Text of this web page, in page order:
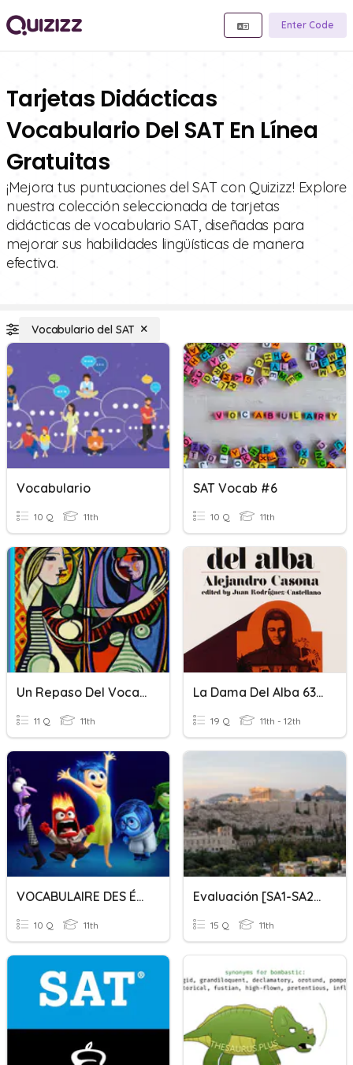
Enter Code
Tarjetas Didácticas
Vocabulario Del SAT En Línea
Gratuitas
¡Mejora tus puntuaciones del SAT con Quizizz! Explore
nuestra colección seleccionada de tarjetas
didácticas de vocabulario SAT, diseñadas para
mejorar sus habilidades lingüísticas de manera
efectiva.
Vocabulario del SAT
Vocabulario
10 Q 11th
SAT Vocab #6
10 Q 11th
Un Repaso Del Vocabulario 2-La Identidad
11 Q 11th
La Dama Del Alba 63-112 Vocabulario
19 Q 11th - 12th
VOCABULAIRE DES ÉMOTIONS
10 Q 11th
Evaluación [SA1-SA2-SA3]
15 Q 11th